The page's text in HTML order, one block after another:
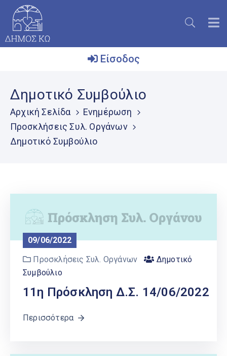
Δήμος
Το
Νησί
Ενημέρωση
Μητρώο
|English
Είσοδος
Δημοτικό Συμβούλιο
Αρχική Σελίδα
Ενημέρωση
Προσκλήσεις Συλ. Οργάνων
Δημοτικό Συμβούλιο
09/06/2022
Προσκλήσεις Συλ. Οργάνων
Δημοτικό
Συμβούλιο
11η Πρόσκληση Δ.Σ. 14/06/2022
Περισσότερα